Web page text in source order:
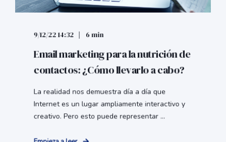
9/12/22 14:32 6 min
Email marketing para la nutrición de
contactos: ¿Cómo llevarlo a cabo?
La realidad nos demuestra día a día que
Internet es un lugar ampliamente interactivo y
creativo. Pero esto puede representar ...